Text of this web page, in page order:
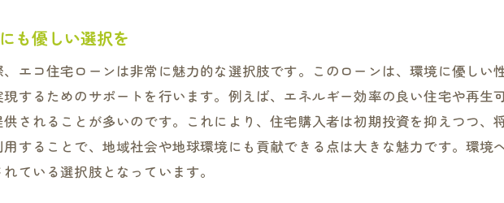
未来を見据えた資産価値評価の重要性
住宅性能と生活コストを考慮したローン
枚方市特有の住宅性能要件と資金計画
ファイナンシャルプランナーに相談するメリット
も優しい選択を
エコ住宅ローンは非常に魅力的な選択肢です。このローンは、環境に優しい
するためのサポートを行います。例えば、エネルギー効率の良い住宅や再生
されることが多いのです。これにより、住宅購入者は初期投資を抑えつつ、
することで、地域社会や地球環境にも貢献できる点は大きな魅力です。環境
ている選択肢となっています。